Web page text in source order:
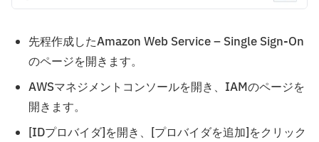
先程作成したAmazon Web Service – Single Sign-On
のページを開きます。
AWSマネジメントコンソールを開き、IAMのページを
開きます。
[IDプロバイダ]を開き、[プロバイダを追加]をクリック